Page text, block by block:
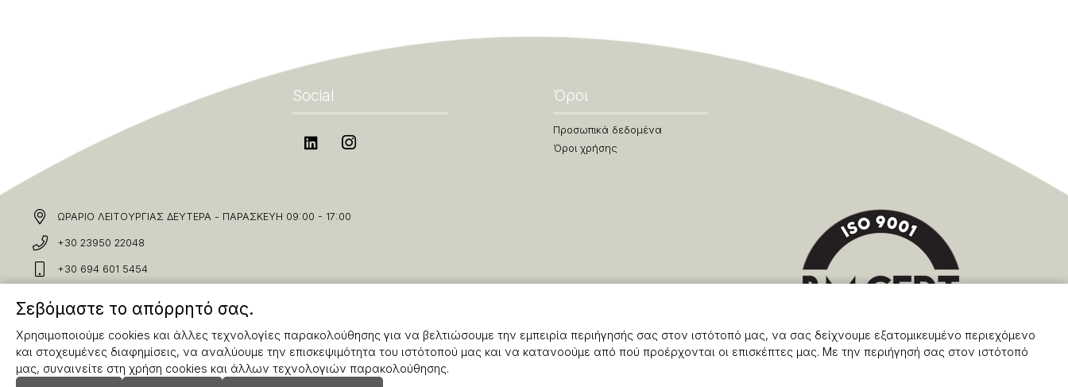
Social Όροι
Προσωπικά δεδομένα
Όροι χρήσης
ΩΡΑΡΙΟ ΛΕΙΤΟΥΡΓΙΑΣ ΔΕΥΤΕΡΑ - ΠΑΡΑΣΚΕΥΗ 09:00 - 17:00
+30 23950 22048
+30 694 601 5454
Σεβόμαστε το απόρρητό σας.
Χρησιμοποιούμε cookies και άλλες τεχνολογίες παρακολούθησης για να βελτιώσουμε την εμπειρία περιήγησής σας στον ιστότοπό μας, να σας δείχνουμε εξατομικευμένο περιεχόμενο
και στοχευμένες διαφημίσεις, να αναλύουμε την επισκεψιμότητα του ιστότοπού μας και να κατανοούμε από πού προέρχονται οι επισκέπτες μας. Με την περιήγησή σας στον ιστότοπό
μας, συναινείτε στη χρήση cookies και άλλων τεχνολογιών παρακολούθησης.